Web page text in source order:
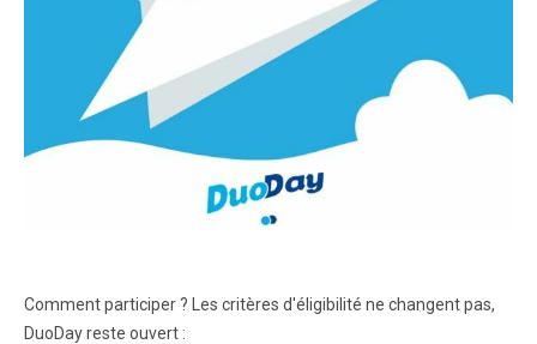
Comment participer ? Les critères d'éligibilité ne changent pas,
DuoDay reste ouvert :